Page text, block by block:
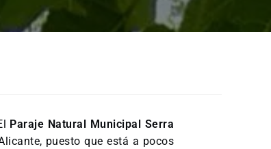
Paraje Natural Municipal Serra
puesto que está a pocos